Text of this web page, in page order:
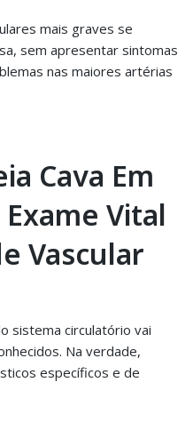
mais graves se
sem apresentar sintomas
nas maiores artérias
Cava Em
Vital
Vascular
sistema circulatório vai
Na verdade,
específicos e de